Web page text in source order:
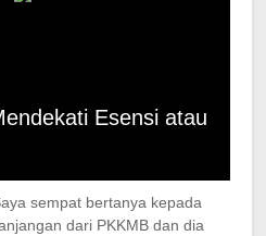
Esensi atau
sempat bertanya kepada
dari PKKMB dan dia